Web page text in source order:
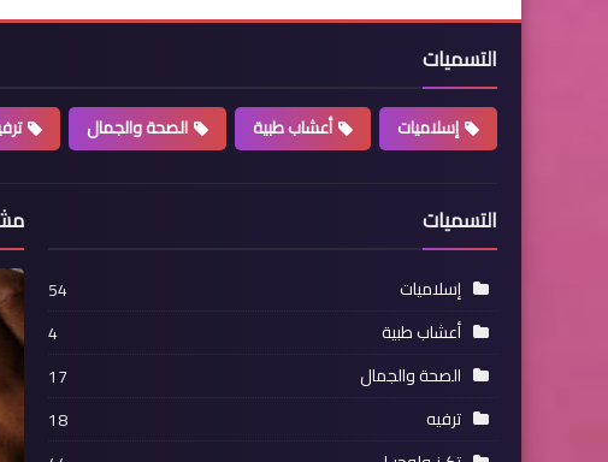
التسميات
إسلاميات أعشاب طبية الصحة والجمال
التسميات
إسلاميات
54
أعشاب طبية
4
الصحة والجمال
17
ترفيه
18